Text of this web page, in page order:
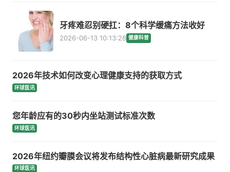
牙疼难忍别硬扛：8个科学缓痛方法收好
2026-06-13 10:13:28 健康科普
2026年技术如何改变心理健康支持的获取方式
环球医讯
您年龄应有的30秒内坐站测试标准次数
环球医讯
2026年纽约瓣膜会议将发布结构性心脏病最新研究成果
环球医讯